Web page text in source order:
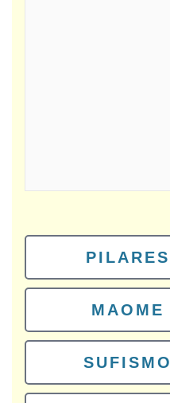
PILARES
MAOME
SUFISMO